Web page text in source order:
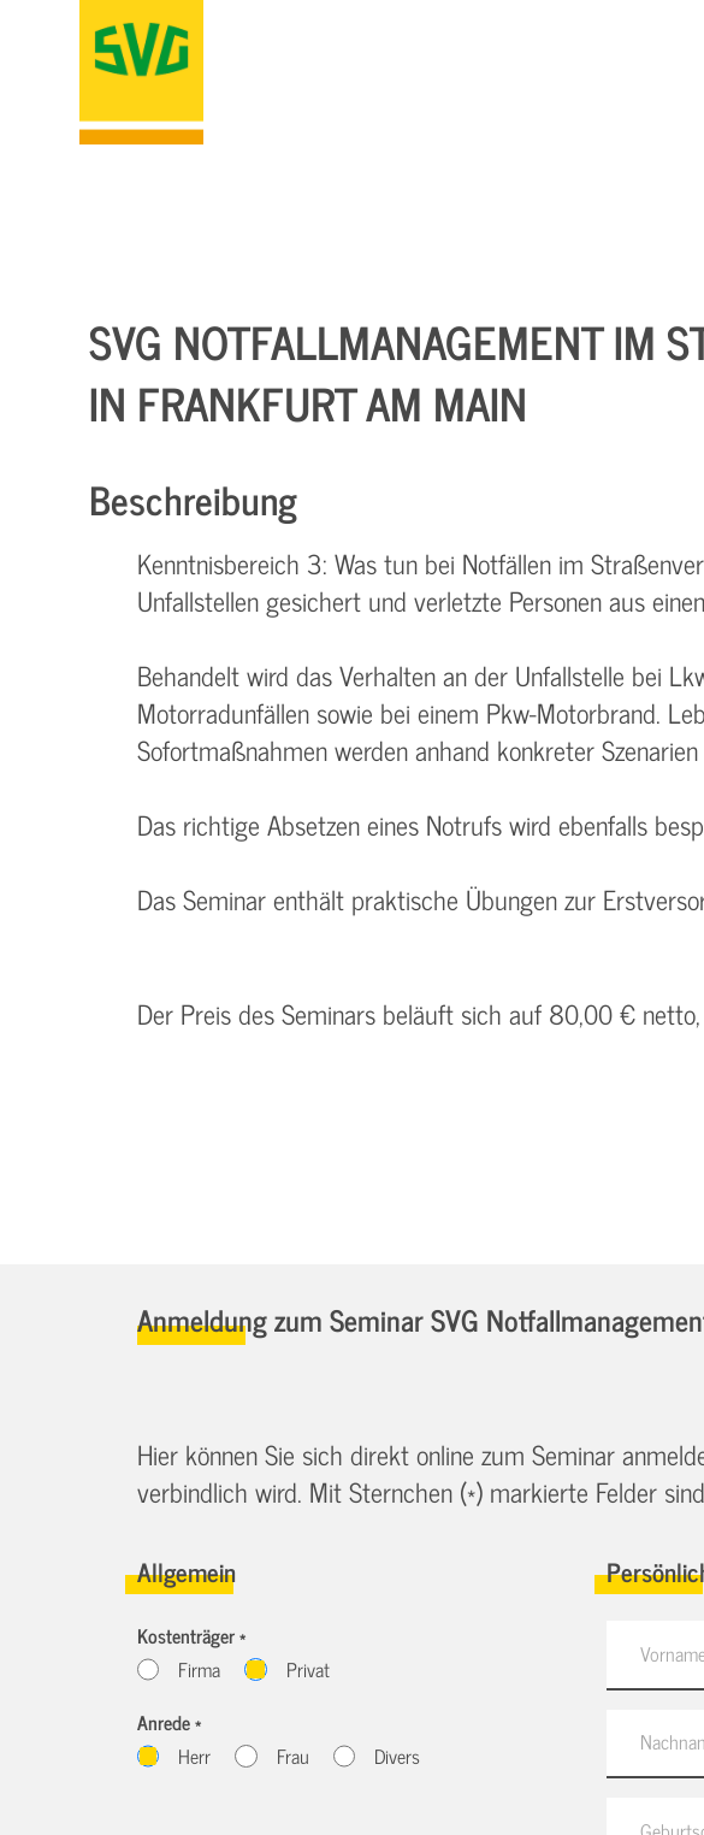
SVG NOTFALLMANAGEMENT IM
N FRANKFURT AM MAIN
Beschreibung
Kenntnisbereich 3: Was tun bei Notfällen im
Unfallstellen gesichert und verletzte Personen aus
Behandelt wird das Verhalten an der Unfallstelle bei
Motorradunfällen sowie bei einem Pkw-Motorbrand.
Sofortmaßnahmen werden anhand konkreter
Das richtige Absetzen eines Notrufs wird ebenfalls
Das Seminar enthält praktische Übungen zur
Der Preis des Seminars beläuft sich auf 80,00 €
Anmeldung zum Seminar SVG
Hier können Sie sich direkt online zum Seminar
verbindlich wird. Mit Sternchen (*) markierte Felder
Allgemein
Kostenträger *
Firma
Privat
Anrede *
Herr
Frau Divers